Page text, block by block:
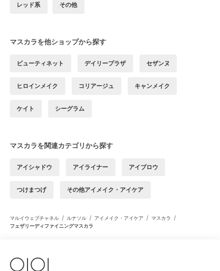
レッド系 その他
マスカラを他ショップから探す
ビューティネット デイリープラザ セザンヌ
ヒロインメイク コリアージュ キャンメイク
ケイト シーグラム
マスカラを関連カテゴリから探す
アイシャドウ アイライナー アイブロウ
つけまつげ その他アイメイク・アイケア
マルイウェブチャネル / ルナソル / アイメイク・アイケア / マスカラ /
フェザリーディファイニングマスカラ